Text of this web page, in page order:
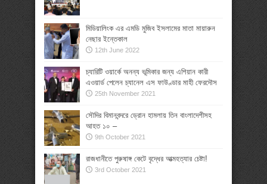
মিডিয়ালিংক এর এমডি মুজিব ইসলামের মাতা মায়ারুন
নেছার ইন্তেকাল
12th June 2022
চ্যারিটি ওয়ার্কে অনন্য ভূমিকার জন্য এশিয়ান কারী
এওয়ার্ড পেলেন চ্যানেল এস ফাউণ্ডার মাহী ফেরদৌস
25th November 2021
সৌদির বিমানবন্দরে ড্রোন হামলায় তিন বাংলাদেশীসহ
আহত ১০ –
9th October 2021
রাজধানীতে পুরুষাঙ্গ কেটে বৃদ্ধের আত্মহত্যার চেষ্টা!
3rd October 2021